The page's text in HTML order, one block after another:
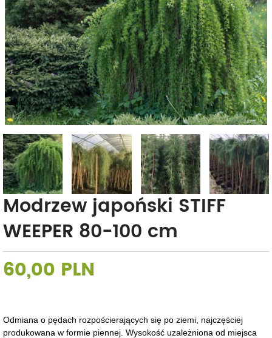
Modrzew japoński STIFF
WEEPER 80-100 cm
60,00 PLN
Odmiana o pędach rozpościerających się po ziemi, najczęściej
produkowana w formie piennej. Wysokość uzależniona od miejsca